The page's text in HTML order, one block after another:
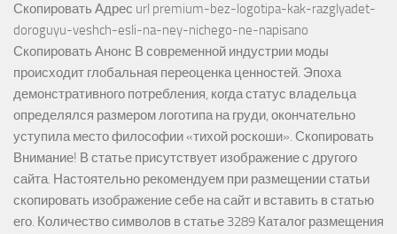
Скопировать Адрес url premium-bez-logotipa-kak-razglyadet-
doroguyu-veshch-esli-na-ney-nichego-ne-napisano
Скопировать Анонс В современной индустрии моды
происходит глобальная переоценка ценностей. Эпоха
демонстративного потребления, когда статус владельца
определялся размером логотипа на груди, окончательно
уступила место философии «тихой роскоши». Скопировать
Внимание! В статье присутствует изображение с другого
сайта. Настоятельно рекомендуем при размещении статьи
скопировать изображение себе на сайт и вставить в статью
его. Количество символов в статье 3289 Каталог размещения